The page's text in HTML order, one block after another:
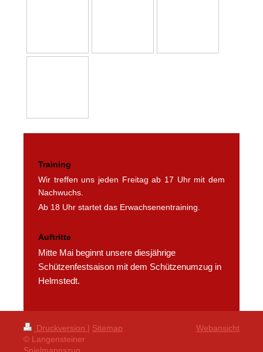
Training
Wir treffen uns jeden Freitag ab 17 Uhr mit dem
Nachwuchs.
Ab 18 Uhr startet das Erwachsenentraining.
Auftritte
Mitte Mai beginnt unsere diesjährige
Schützenfestsaison mit dem Schützenumzug in
Helmstedt.
Druckversion | Sitemap
© Langensteiner
Webansicht